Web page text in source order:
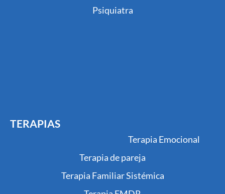
Psiquiatra
TERAPIAS
Terapia Emocional
Terapia de pareja
Terapia Familiar Sistémica